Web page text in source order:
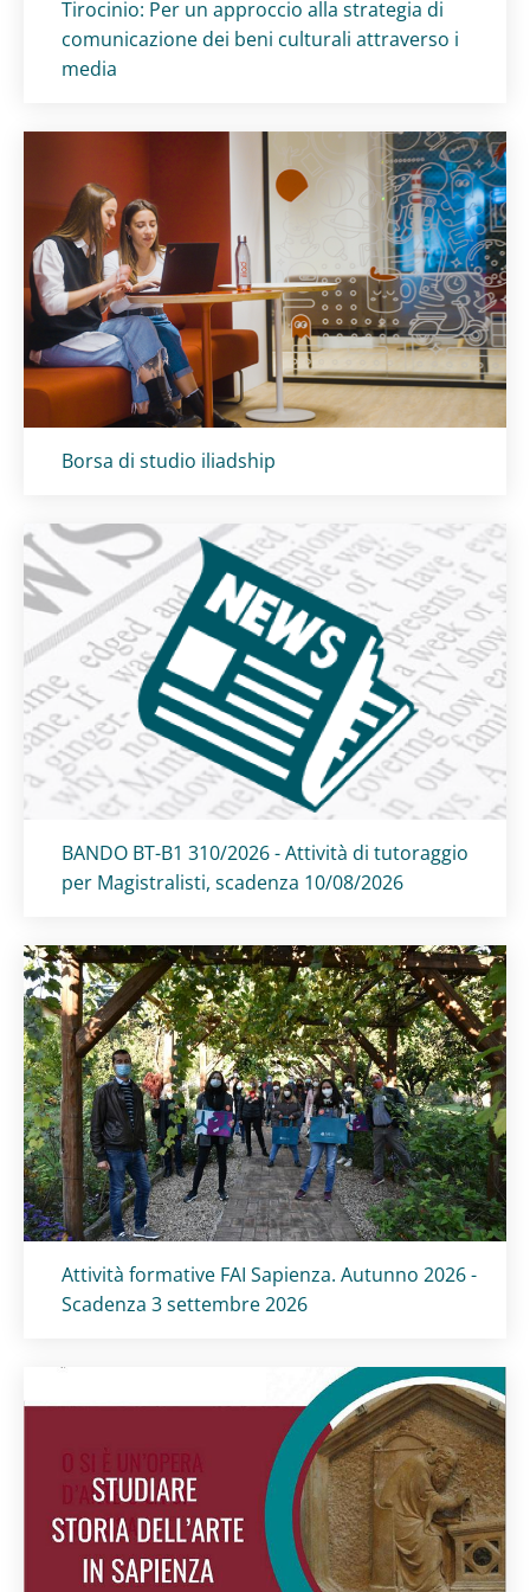
Titolo card:
Tirocinio: Per un approccio alla strategia di
comunicazione dei beni culturali attraverso i
media
Titolo card:
Borsa di studio iliadship
Titolo card:
BANDO BT-B1 310/2026 - Attività di tutoraggio
per Magistralisti, scadenza 10/08/2026
Titolo card:
Attività formative FAI Sapienza. Autunno 2026 -
Scadenza 3 settembre 2026